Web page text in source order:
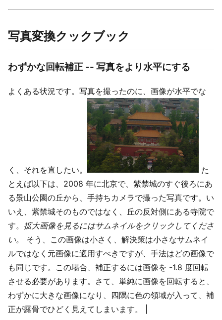
写真変換クックブック
わずかな回転補正 -- 写真をより水平にする
よくある状況です。写真を撮ったのに、画像が水平でな
く、それを直したい。
た
とえば以下は、2008 年に北京で、紫禁城のすぐ後ろにあ
る景山公園の丘から、手持ちカメラで撮った写真です。い
いえ、紫禁城そのものではなく、丘の反対側にある寺院で
す。 拡大画像を見るにはサムネイルをクリックしてくださ
い。
そう、この画像は小さく、解決策は小さなサムネイ
ルではなく元画像に適用すべきですが、手法はどの画像で
も同じです。この場合、補正するには画像を -1.8 度回転
させる必要があります。さて、単純に画像を回転すると、
わずかに大きな画像になり、四隅に色の領域が入って、補
正が露骨でひどく見えてしまいます。 |